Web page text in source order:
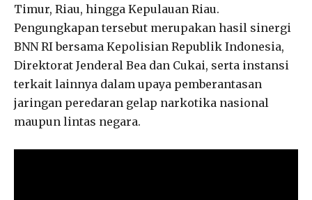
Timur, Riau, hingga Kepulauan Riau.
Pengungkapan tersebut merupakan hasil sinergi
BNN RI bersama Kepolisian Republik Indonesia,
Direktorat Jenderal Bea dan Cukai, serta instansi
terkait lainnya dalam upaya pemberantasan
jaringan peredaran gelap narkotika nasional
maupun lintas negara.